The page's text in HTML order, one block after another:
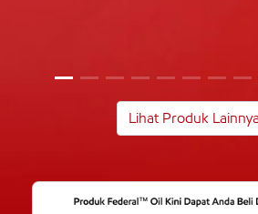
Lihat Produk